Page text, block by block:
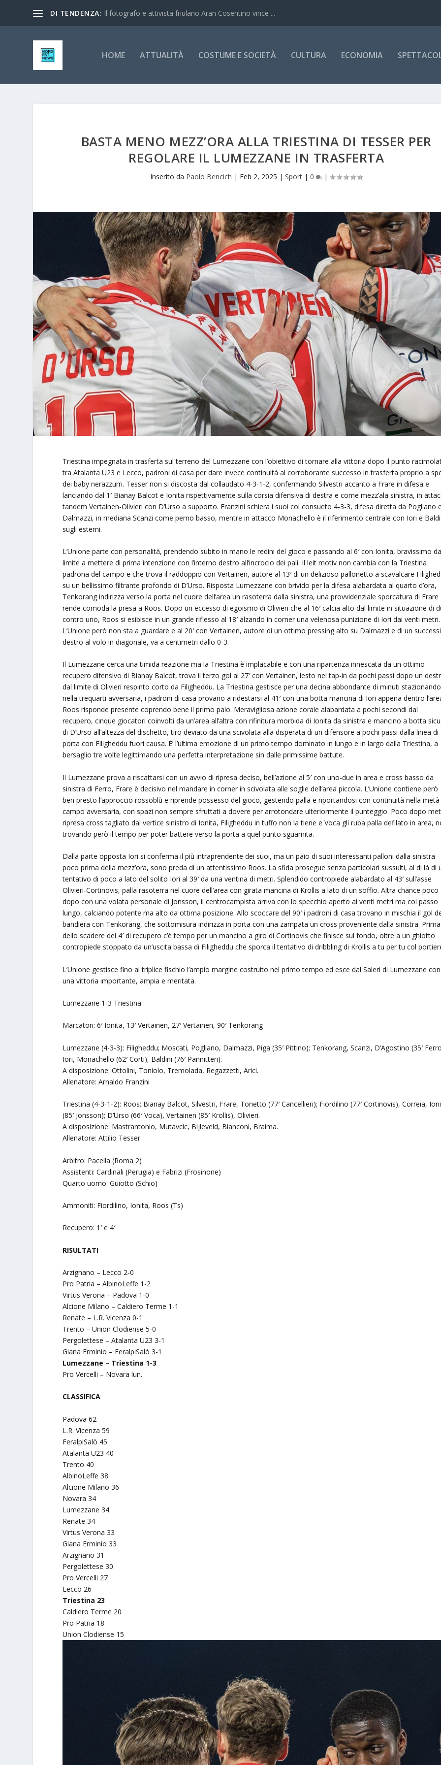
DI TENDENZA: Il fotografo e attivista friulano Aran Cosentino vince ...
HOME ATTUALITÀ COSTUME E SOCIETÀ CULTURA ECONOMIA
BASTA MENO MEZZ’ORA ALLA TRIESTINA DI TESSER PER
REGOLARE IL LUMEZZANE IN TRASFERTA
Inserito da Paolo Bencich | Feb 2, 2025 |Sport |0 |
Triestina impegnata in trasferta sul terreno del Lumezzane con l’obiettivo di tornare alla vittoria dopo il punto
tra Atalanta U23 e Lecco, padroni di casa per dare invece continuità al corroborante successo in trasferta proprio a
dei baby nerazzurri. Tesser non si discosta dal collaudato 4-3-1-2, confermando Silvestri accanto a Frare in difesa e
lanciando dal 1′ Bianay Balcot e Ionita rispettivamente sulla corsia difensiva di destra e come mezz’ala sinistra, in
tandem Vertainen-Olivieri con D’Urso a supporto. Franzini schiera i suoi col consueto 4-3-3, difesa diretta da Pogliano
Dalmazzi, in mediana Scanzi come perno basso, mentre in attacco Monachello è il riferimento centrale con Iori e
sugli esterni.
L’Unione parte con personalità, prendendo subito in mano le redini del gioco e passando al 6′ con Ionita, bravissimo
limite a mettere di prima intenzione con l’interno destro all’incrocio dei pali. Il leit motiv non cambia con la Triestina
padrona del campo e che trova il raddoppio con Vertainen, autore al 13′ di un delizioso pallonetto a scavalcare
su un bellissimo filtrante profondo di D’Urso. Risposta Lumezzane con brivido per la difesa alabardata al quarto d’ora,
Tenkorang indirizza verso la porta nel cuore dell’area un rasoterra dalla sinistra, una provvidenziale sporcatura di Frare
rende comoda la presa a Roos. Dopo un eccesso di egoismo di Olivieri che al 16′ calcia alto dal limite in situazione di
contro uno, Roos si esibisce in un grande riflesso al 18′ alzando in corner una velenosa punizione di Iori dai venti metri.
L’Unione però non sta a guardare e al 20′ con Vertainen, autore di un ottimo pressing alto su Dalmazzi e di un
destro al volo in diagonale, va a centimetri dallo 0-3.
Il Lumezzane cerca una timida reazione ma la Triestina è implacabile e con una ripartenza innescata da un ottimo
recupero difensivo di Bianay Balcot, trova il terzo gol al 27′ con Vertainen, lesto nel tap-in da pochi passi dopo un
dal limite di Olivieri respinto corto da Filigheddu. La Triestina gestisce per una decina abbondante di minuti stazionando
nella trequarti avversaria, i padroni di casa provano a ridestarsi al 41′ con una botta mancina di Iori appena dentro
Roos risponde presente coprendo bene il primo palo. Meravigliosa azione corale alabardata a pochi secondi dal
recupero, cinque giocatori coinvolti da un’area all’altra con rifinitura morbida di Ionita da sinistra e mancino a botta
di D’Urso all’altezza del dischetto, tiro deviato da una scivolata alla disperata di un difensore a pochi passi dalla linea di
porta con Filigheddu fuori causa. E’ l’ultima emozione di un primo tempo dominato in lungo e in largo dalla Triestina, a
bersaglio tre volte legittimando una perfetta interpretazione sin dalle primissime battute.
Il Lumezzane prova a riscattarsi con un avvio di ripresa deciso, bell’azione al 5′ con uno-due in area e cross basso da
sinistra di Ferro, Frare è decisivo nel mandare in corner in scivolata alle soglie dell’area piccola. L’Unione contiene però
ben presto l’approccio rossoblù e riprende possesso del gioco, gestendo palla e riportandosi con continuità nella metà
campo avversaria, con spazi non sempre sfruttati a dovere per arrotondare ulteriormente il punteggio. Poco dopo
ripresa cross tagliato dal vertice sinistro di Ionita, Filigheddu in tuffo non la tiene e Voca gli ruba palla defilato in area,
trovando però il tempo per poter battere verso la porta a quel punto sguarnita.
Dalla parte opposta Iori si conferma il più intraprendente dei suoi, ma un paio di suoi interessanti palloni dalla sinistra
poco prima della mezz’ora, sono preda di un attentissimo Roos. La sfida prosegue senza particolari sussulti, al di là di
tentativo di poco a lato del solito Iori al 39′ da una ventina di metri. Splendido contropiede alabardato al 43′ sull’asse
Olivieri-Cortinovis, palla rasoterra nel cuore dell’area con girata mancina di Krollis a lato di un soffio. Altra chance poco
dopo con una volata personale di Jonsson, il centrocampista arriva con lo specchio aperto ai venti metri ma col passo
lungo, calciando potente ma alto da ottima posizione. Allo scoccare del 90′ i padroni di casa trovano in mischia il gol
bandiera con Tenkorang, che sottomisura indirizza in porta con una zampata un cross proveniente dalla sinistra. Prima
dello scadere dei 4′ di recupero c’è tempo per un mancino a giro di Cortinovis che finisce sul fondo, oltre a un ghiotto
contropiede stoppato da un’uscita bassa di Filigheddu che sporca il tentativo di dribbling di Krollis a tu per tu col
L’Unione gestisce fino al triplice fischio l’ampio margine costruito nel primo tempo ed esce dal Saleri di Lumezzane con
una vittoria importante, ampia e meritata.
Lumezzane 1-3 Triestina
Marcatori: 6′ Ionita, 13′ Vertainen, 27′ Vertainen, 90′ Tenkorang
Lumezzane (4-3-3): Filigheddu; Moscati, Pogliano, Dalmazzi, Piga (35′ Pittino); Tenkorang, Scanzi, D’Agostino (35′
Iori, Monachello (62′ Corti), Baldini (76′ Pannitteri).
A disposizione: Ottolini, Toniolo, Tremolada, Regazzetti, Arici.
Allenatore: Arnaldo Franzini
Triestina (4-3-1-2): Roos; Bianay Balcot, Silvestri, Frare, Tonetto (77′ Cancellieri); Fiordilino (77′ Cortinovis), Correia,
(85′ Jonsson); D’Urso (66′ Voca), Vertainen (85′ Krollis), Olivieri.
A disposizione: Mastrantonio, Mutavcic, Bijleveld, Bianconi, Braima.
Allenatore: Attilio Tesser
Arbitro: Pacella (Roma 2)
Assistenti: Cardinali (Perugia) e Fabrizi (Frosinone)
Quarto uomo: Guiotto (Schio)
Ammoniti: Fiordilino, Ionita, Roos (Ts)
Recupero: 1′ e 4′
RISULTATI
Arzignano – Lecco 2-0
Pro Patria – AlbinoLeffe 1-2
Virtus Verona – Padova 1-0
Alcione Milano – Caldiero Terme 1-1
Renate – L.R. Vicenza 0-1
Trento – Union Clodiense 5-0
Pergolettese – Atalanta U23 3-1
Giana Erminio – FeralpiSalò 3-1
Lumezzane – Triestina 1-3
Pro Vercelli – Novara lun.
CLASSIFICA
Padova 62
L.R. Vicenza 59
FeralpiSalò 45
Atalanta U23 40
Trento 40
AlbinoLeffe 38
Alcione Milano 36
Novara 34
Lumezzane 34
Renate 34
Virtus Verona 33
Giana Erminio 33
Arzignano 31
Pergolettese 30
Pro Vercelli 27
Lecco 26
Triestina 23
Caldiero Terme 20
Pro Patria 18
Union Clodiense 15